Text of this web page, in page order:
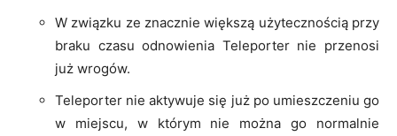
W związku ze znacznie większą użytecznością przy
braku czasu odnowienia Teleporter nie przenosi
już wrogów.
Teleporter nie aktywuje się już po umieszczeniu go
w miejscu, w którym nie można go normalnie